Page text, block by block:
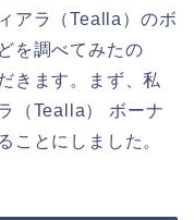
アラ（Tealla）のボ
を調べてみたの
きます。まず、私
（Tealla） ボーナ
ことにしました。